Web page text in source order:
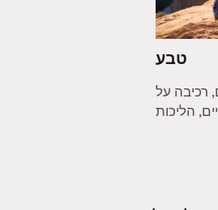
טבע
רכיבה על
הליכות